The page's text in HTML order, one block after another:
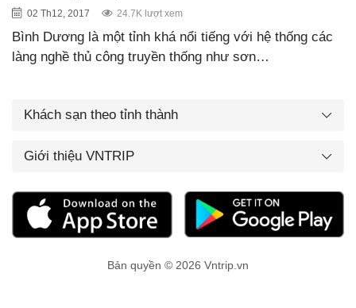
02 Th12, 2017 24.7K lượt xem
Bình Dương là một tỉnh khá nổi tiếng với hệ thống các
làng nghề thủ công truyền thống như sơn…
Khách sạn theo tỉnh thành
Giới thiệu VNTRIP
Bản quyền © 2026 Vntrip.vn